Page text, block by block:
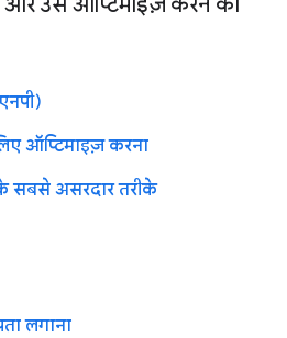
ऑप्टिमाइज़ करना
सबसे असरदार तरीके
लगाना